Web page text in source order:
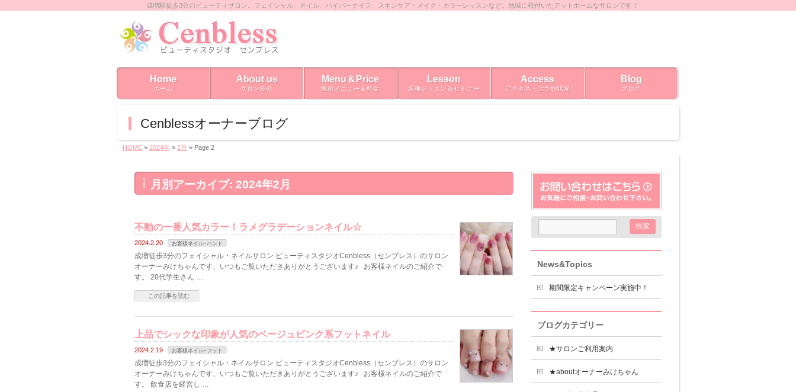
成増駅徒歩3分のビューティサロン。フェイシャル、ネイル、ハイパーナイフ、スキンケア・メイク・カラーレッスンなど。地域に根付いたアットホームなサロンです！
Home
ホーム
About us
サロン紹介
Menu＆Price
施術メニュー＆料金
Lesson
各種レッスン＆セミナー
Access
アクセス・ご予約状況
Blog
ブログ
Cenblessオーナーブログ
HOME » 2024年 » 2月 » Page 2
月別アーカイブ: 2024年2月
不動の一番人気カラー！ラメグラデーションネイル☆
2024.2.20 お客様ネイルｰハンド
成増徒歩3分のフェイシャル・ネイルサロン ビューティスタジオCenbless（センブレス）のサロン
オーナーみけちゃんです、いつもご覧いただきありがとうございます♪ お客様ネイルのご紹介で
す。 20代学生さん …
この記事を読む
上品でシックな印象が人気のベージュピンク系フットネイル
2024.2.19 お客様ネイルｰフット
成増徒歩3分のフェイシャル・ネイルサロン ビューティスタジオCenbless（センブレス）のサロン
オーナーみけちゃんです、いつもご覧いただきありがとうございます♪ お客様ネイルのご紹介で
す。 飲食店を経営し …
News&Topics
期間限定キャンペーン実施中！
ブログカテゴリー
★サロンご利用案内
★aboutオーナーみけちゃん